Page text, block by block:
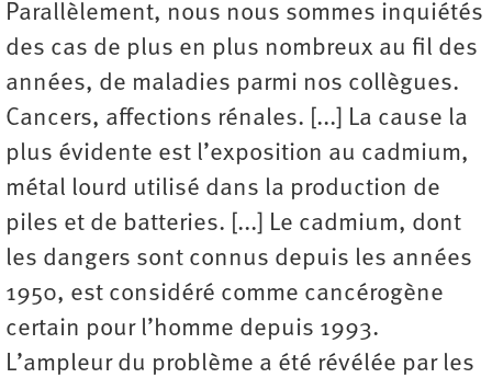
Parallèlement, nous nous sommes inquiétés
des cas de plus en plus nombreux au fil des
années, de maladies parmi nos collègues.
Cancers, affections rénales. [...] La cause la
plus évidente est l’exposition au cadmium,
métal lourd utilisé dans la production de
piles et de batteries. [...] Le cadmium, dont
les dangers sont connus depuis les années
1950, est considéré comme cancérogène
certain pour l’homme depuis 1993.
L’ampleur du problème a été révélée par les